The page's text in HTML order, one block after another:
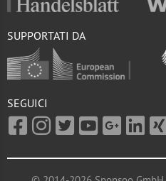
SUPPORTATI DA
SEGUICI